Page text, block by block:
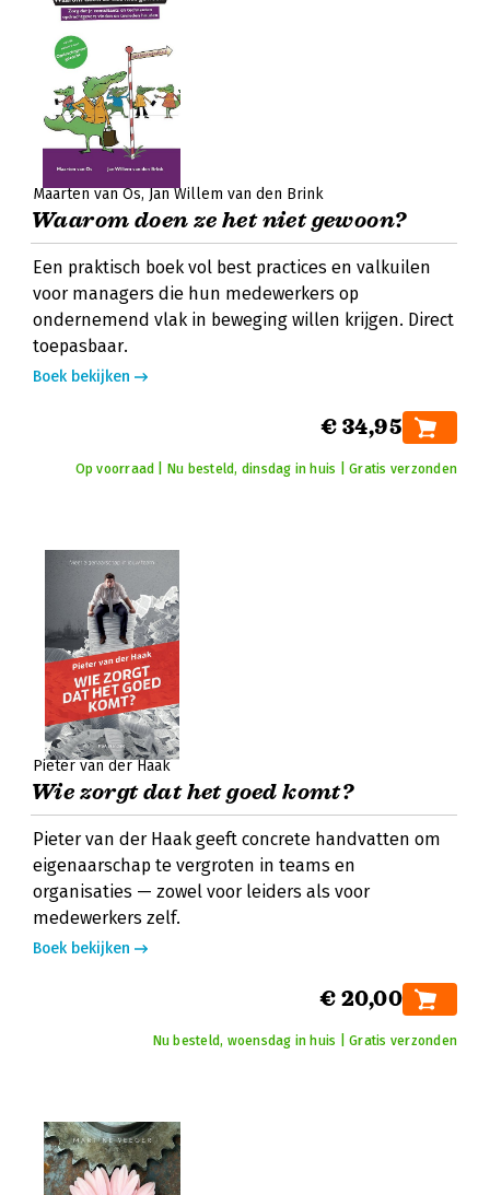
Maarten van Os Jan Willem van den Brink
Waarom doen ze het niet gewoon?
Een praktisch boek vol best practices en valkuilen
voor managers die hun medewerkers op
ondernemend vlak in beweging willen krijgen. Direct
toepasbaar.
Boek bekijken
€ 34,95
Op voorraad | Nu besteld, dinsdag in huis | Gratis verzonden
Pieter van der Haak
Wie zorgt dat het goed komt?
Pieter van der Haak geeft concrete handvatten om
eigenaarschap te vergroten in teams en
organisaties — zowel voor leiders als voor
medewerkers zelf.
Boek bekijken
€ 20,00
Nu besteld, woensdag in huis | Gratis verzonden